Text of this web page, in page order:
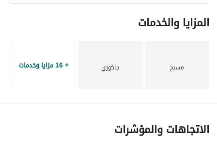
المزايا والخدمات
مسبح جاكوزي + 16 مزايا وخدمات
الاتجاهات والمؤشرات